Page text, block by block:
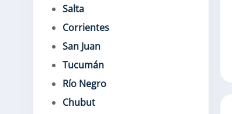
Salta
Corrientes
San Juan
Tucumán
Río Negro
Chubut